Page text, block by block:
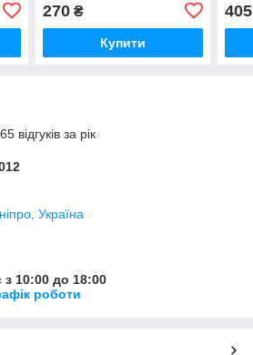
270₴
Купити
405
відгуків за рік
Україна
10:00 до 18:00
роботи